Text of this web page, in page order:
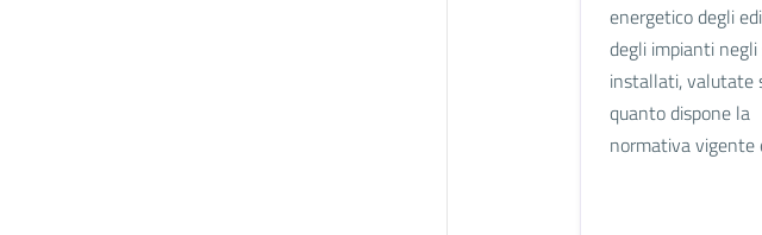
energetico degli
degli impianti
installati, valutate
quanto dispone la
normativa vigente